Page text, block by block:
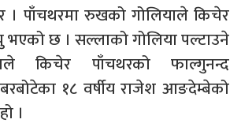
। पाँचथरमा रुखको गोलियाले किचेर
छ । सल्लाको गोलिया पल्टाउने
किचेर पाँचथरको फाल्गुनन्द
१८ वर्षीय राजेश आङदेम्बेको
।